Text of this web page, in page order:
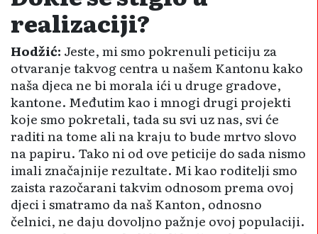
realizaciji?
Hodžić: Jeste, mi smo pokrenuli peticiju za
otvaranje takvog centra u našem Kantonu kako
naša djeca ne bi morala ići u druge gradove,
kantone. Međutim kao i mnogi drugi projekti
koje smo pokretali, tada su svi uz nas, svi će
raditi na tome ali na kraju to bude mrtvo slovo
na papiru. Tako ni od ove peticije do sada nismo
imali znača­jnije rezultate. Mi kao roditelji smo
zaista razočarani takvim odnosom prema ovoj
djeci i smatramo da naš Kanton, odnosno
čelnici, ne daju dovoljno pažnje ovoj populaciji.